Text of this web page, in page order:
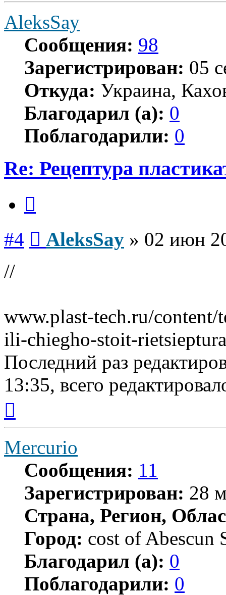
AleksSay
Сообщения: 98
Зарегистрирован: 05
Откуда: Украина,
Благодарил (а): 0
Поблагодарили: 0
Re: Рецептура
#4 AleksSay » 02 июн
//
www.plast-tech.ru/
ili-chiegho-stoit-rietsieptura
Последний раз
13:35, всего
началу
Mercurio
Сообщения: 11
Зарегистрирован: 28
Страна, Регион,
Город: cost of Abescun
Благодарил (а): 0
Поблагодарили: 0